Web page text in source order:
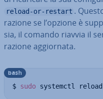
reload-or-restart .
ra­zio­ne se l’opzione è
sia, il comando riavvia il
ra­zio­ne ag­gior­na­ta.
$ sudo systemctl
bash